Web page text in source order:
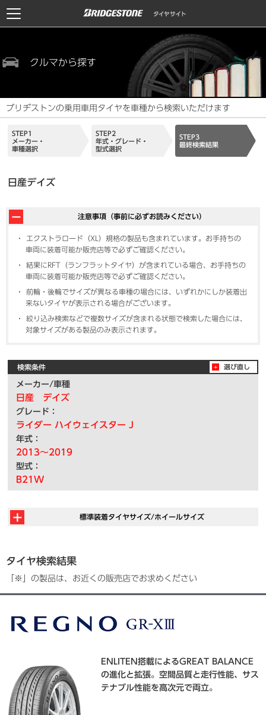
クルマから探す
ブリヂストンの乗用車用タイヤを車種から検索いただけます
STEP1
メーカー・
車種選択
STEP2
年式・グレード・
型式選択
STEP3
最終検索結果
日産デイズ
注意事項（事前に必ずお読みください）
エクストラロード（XL）規格の製品も含まれています。お手持ちの
車両に装着可能か販売店等で必ずご確認ください。
結果にRFT（ランフラットタイヤ）が含まれている場合、お手持ちの
車両に装着可能か販売店等で必ずご確認ください。
前輪・後輪でサイズが異なる車種の場合には、いずれかにしか装着出
来ないタイヤが表示される場合がございます。
絞り込み検索などで複数サイズが含まれる状態で検索した場合には、
対象サイズがある製品のみ表示されます。
検索条件
メーカー/車種
日産 デイズ
グレード：
ライダー ハイウェイスター J
年式：
2013～2019
型式：
B21W
選び直し
標準装着タイヤサイズ/ホイールサイズ
タイヤ検索結果
「※」の製品は、お近くの販売店でお求めください
ENLITEN搭載によるGREAT BALANCE
の進化と拡張。空間品質と走行性能、サス
テナブル性能を高次元で両立。